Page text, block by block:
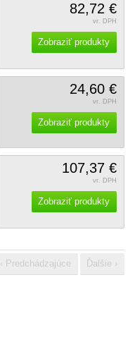
82,72 €
vr. DPH
Zobraziť produkty
24,60 €
vr. DPH
Zobraziť produkty
107,37 €
vr. DPH
Zobraziť produkty
‹ Predchádzajúce Ďalšie ›